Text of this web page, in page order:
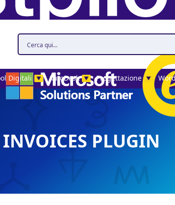
Digitali ▼ AutoDesk ▼ Progettazione ▼
PLUGIN